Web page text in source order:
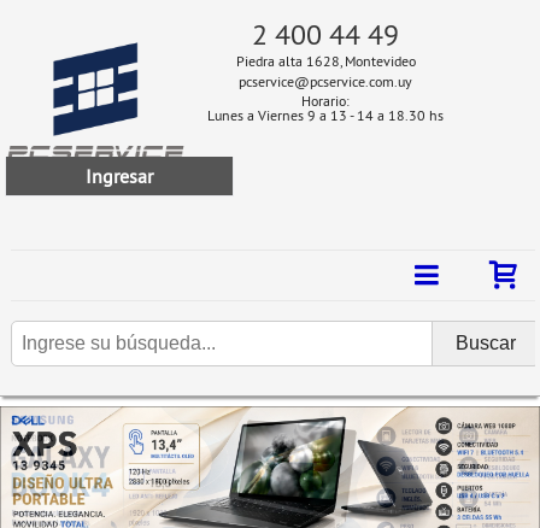
2 400 44 49
Piedra alta 1628, Montevideo
pcservice@pcservice.com.uy
Horario:
Lunes a Viernes 9 a 13 - 14 a 18.30 hs
Ingresar